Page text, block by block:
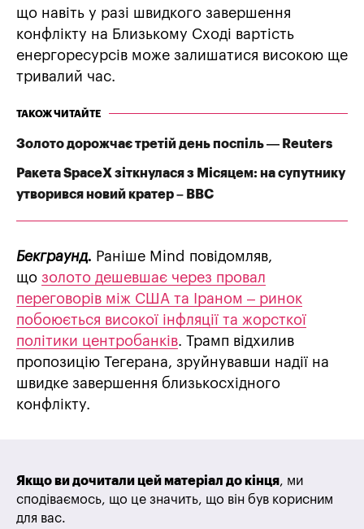
що навіть у разі швидкого завершення
конфлікту на Близькому Сході вартість
енергоресурсів може залишатися високою ще
тривалий час.
ТАКОЖ ЧИТАЙТЕ
Золото дорожчає третій день поспіль — Reuters
Ракета SpaceX зіткнулася з Місяцем: на супутнику
утворився новий кратер – BBC
Бекграунд. Раніше Mind повідомляв,
що золото дешевшає через провал
переговорів між США та Іраном – ринок
побоюється високої інфляції та жорсткої
політики центробанків. Трамп відхилив
пропозицію Тегерана, зруйнувавши надії на
швидке завершення близькосхідного
конфлікту.
Якщо ви дочитали цей матеріал до кінця, ми
сподіваємось, що це значить, що він був корисним
для вас.